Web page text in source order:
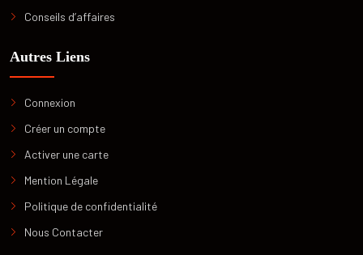
Conseils d’affaires
Autres Liens
Connexion
Créer un compte
Activer une carte
Mention Légale
Politique de confidentialité
Nous Contacter